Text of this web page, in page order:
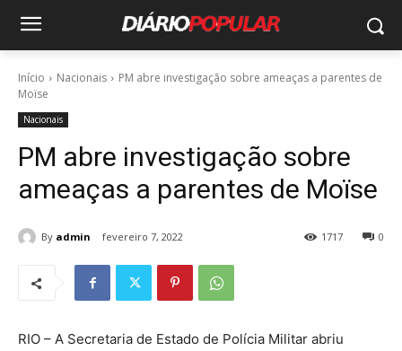
Início Nacionais
PM abre investigação sobre ameaças a parentes de
Moïse
Nacionais
PM abre investigação sobre
ameaças a parentes de Moïse
By admin fevereiro 7, 2022 0
1717
RIO – A Secretaria de Estado de Polícia Militar abriu